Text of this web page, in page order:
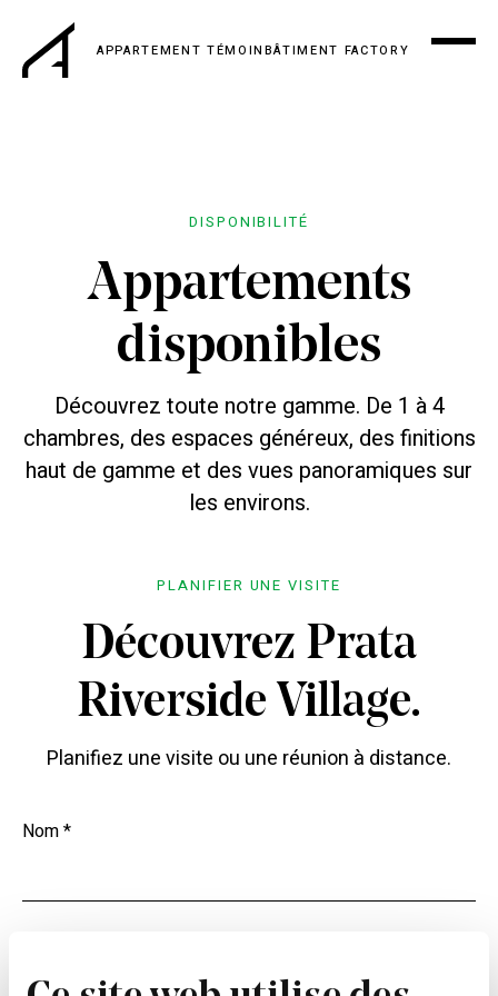
APPARTEMENT TÉMOINBÂTIMENT FACTORY
DISPONIBILITÉ
Appartements
disponibles
Découvrez toute notre gamme. De 1 à 4
chambres, des espaces généreux, des finitions
haut de gamme et des vues panoramiques sur
les environs.
PLANIFIER UNE VISITE
Découvrez Prata
Riverside Village.
Planifiez une visite ou une réunion à distance.
Nom *